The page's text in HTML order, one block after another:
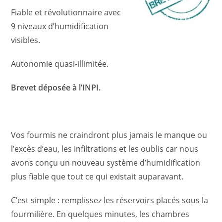
Fiable et révolutionnaire avec
9 niveaux d’humidification
visibles.
Autonomie quasi-illimitée.
Brevet déposée à l’INPI.
Vos fourmis ne craindront plus jamais le manque ou
l’excès d’eau, les infiltrations et les oublis car nous
avons conçu un nouveau système d’humidification
plus fiable que tout ce qui existait auparavant.
C’est simple : remplissez les réservoirs placés sous la
fourmilière. En quelques minutes, les chambres